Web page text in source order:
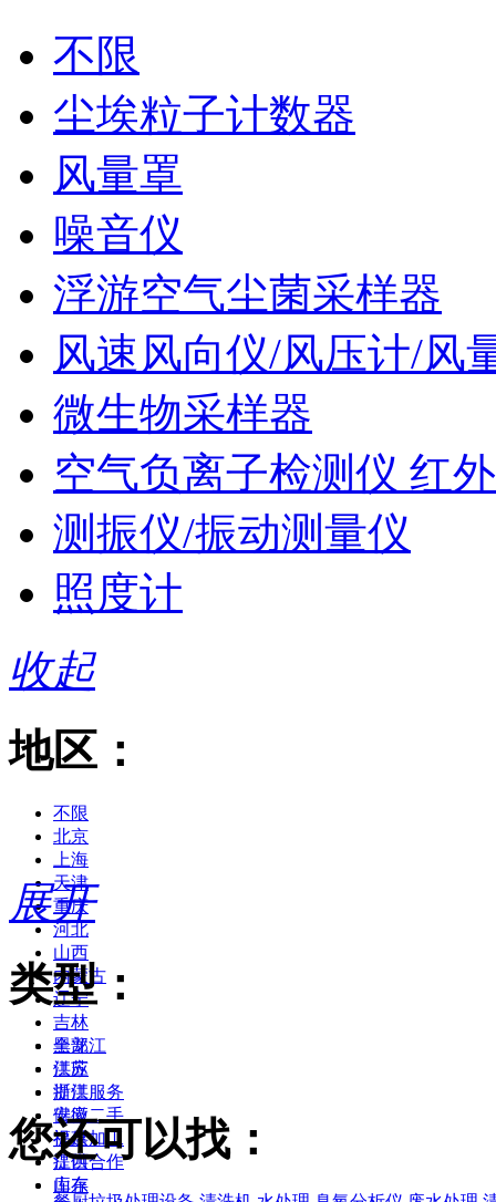
不限
尘埃粒子计数器
风量罩
噪音仪
浮游空气尘菌采样器
风速风向仪/风压计/风
微生物采样器
空气负离子检测仪 红
测振仪/振动测量仪
照度计
收起
地区：
不限
北京
上海
天津
重庆
河北
山西
内蒙古
辽宁
吉林
黑龙江
江苏
浙江
安徽
福建
江西
山东
展开
类型：
全部
供应
提供服务
供应二手
提供加工
提供合作
库存
您还可以找：